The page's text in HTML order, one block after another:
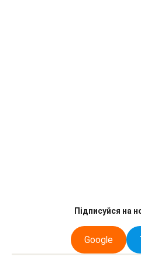
Підписуйся на
Google